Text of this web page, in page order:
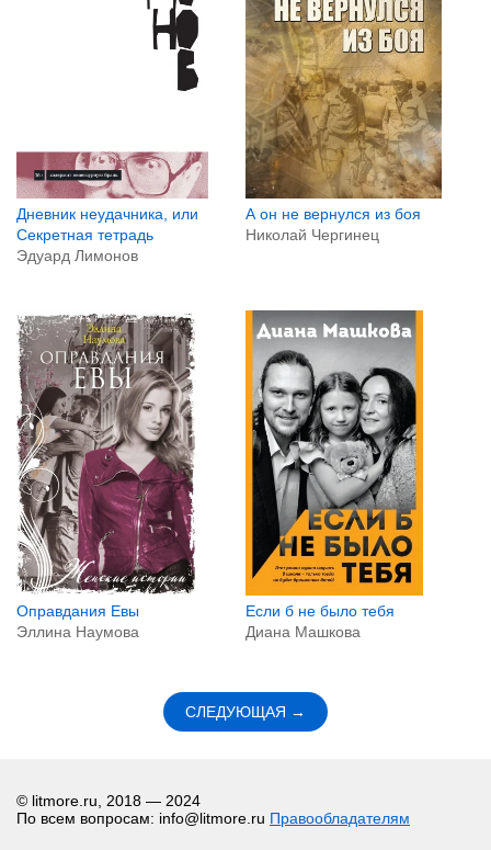
Дневник неудачника, или
Секретная тетрадь
Эдуард Лимонов
А он не вернулся из боя
Николай Чергинец
Оправдания Евы
Эллина Наумова
Если б не было тебя
Диана Машкова
СЛЕДУЮЩАЯ →
© litmore.ru, 2018 — 2024
По всем вопросам: info@litmore.ru Правообладателям